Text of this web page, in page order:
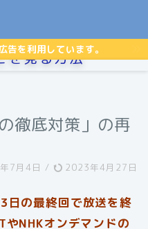
告を利用しています。
を見る方法
徹底対策」の再
7月4日 / 2023年4月27日
日の最終回で放送を終
NHKオンデマンドの